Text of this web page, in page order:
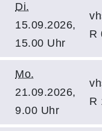
Di.
15.09.2026,
15.00 Uhr
R
Mo.
21.09.2026,
9.00 Uhr
R